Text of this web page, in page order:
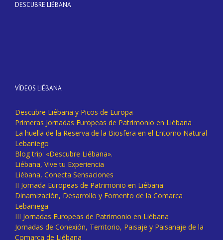
DESCUBRE LIÉBANA
VÍDEOS LIÉBANA
Descubre Liébana y Picos de Europa
Primeras Jornadas Europeas de Patrimonio en Liébana
La huella de la Reserva de la Biosfera en el Entorno Natural
Lebaniego
Blog trip: «Descubre Liébana».
Liébana, Vive tu Experiencia
Liébana, Conecta Sensaciones
II Jornada Europeas de Patrimonio en Liébana
Dinamización, Desarrollo y Fomento de la Comarca
Lebaniega
III Jornadas Europeas de Patrimonio en Liébana
Jornadas de Conexión, Territorio, Paisaje y Paisanaje de la
Comarca de Liébana